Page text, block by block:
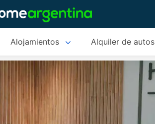
Alojamientos Alquiler de autos